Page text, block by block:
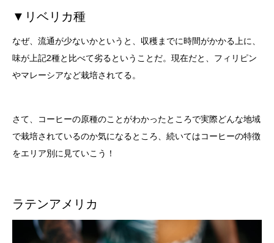
▼リベリカ種
なぜ、流通が少ないかというと、収穫までに時間がかかる上に、
味が上記2種と比べて劣るということだ。現在だと、フィリピン
やマレーシアなど栽培されてる。
さて、コーヒーの原種のことがわかったところで実際どんな地域
で栽培されているのか気になるところ、続いてはコーヒーの特徴
をエリア別に見ていこう！
ラテンアメリカ